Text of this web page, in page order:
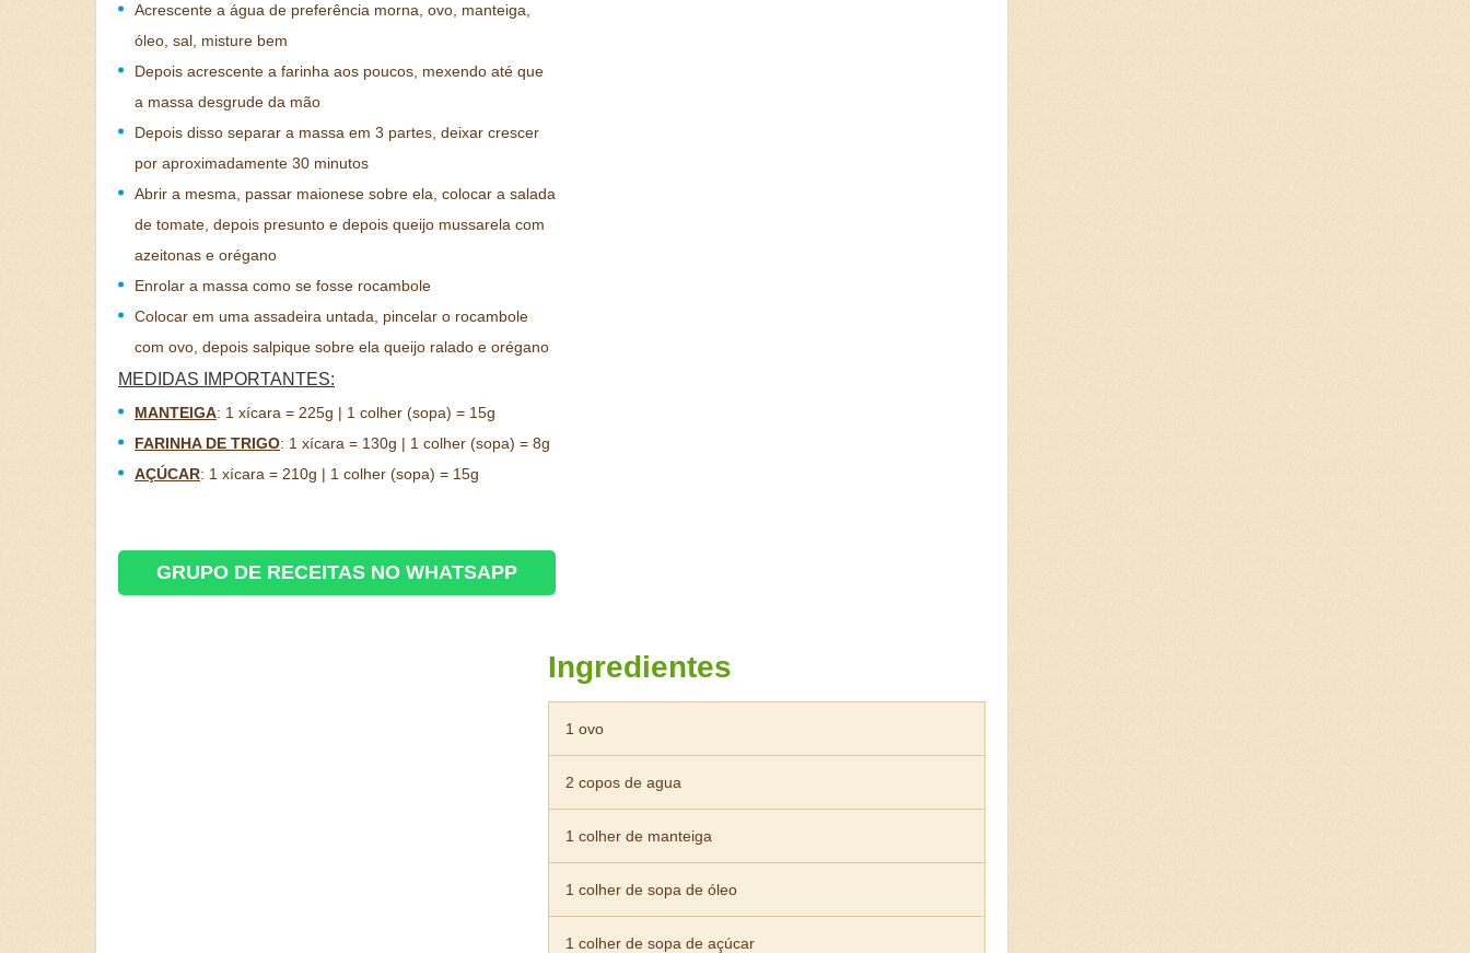
Acrescente a água de preferência morna, ovo, manteiga,
óleo, sal, misture bem
Depois acrescente a farinha aos poucos, mexendo até que
a massa desgrude da mão
Depois disso separar a massa em 3 partes, deixar crescer
por aproximadamente 30 minutos
Abrir a mesma, passar maionese sobre ela, colocar a salada
de tomate, depois presunto e depois queijo mussarela com
azeitonas e orégano
Enrolar a massa como se fosse rocambole
Colocar em uma assadeira untada, pincelar o rocambole
com ovo, depois salpique sobre ela queijo ralado e orégano
MEDIDAS IMPORTANTES:
MANTEIGA: 1 xícara = 225g | 1 colher (sopa) = 15g
FARINHA DE TRIGO: 1 xícara = 130g | 1 colher (sopa) = 8g
AÇÚCAR: 1 xícara = 210g | 1 colher (sopa) = 15g
GRUPO DE RECEITAS NO WHATSAPP
Ingredientes
1 ovo
2 copos de agua
1 colher de manteiga
1 colher de sopa de óleo
1 colher de sopa de açúcar